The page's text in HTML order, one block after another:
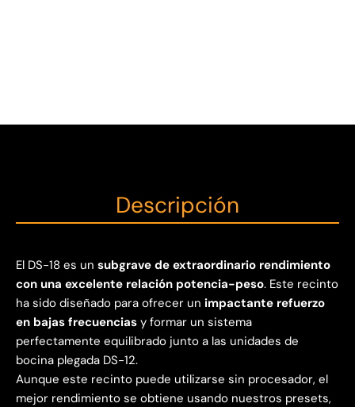
Descripción
El DS-18 es un subgrave de extraordinario rendimiento
con una excelente relación potencia-peso. Este recinto
ha sido diseñado para ofrecer un impactante refuerzo
en bajas frecuencias y formar un sistema
perfectamente equilibrado junto a las unidades de
bocina plegada DS-12.
Aunque este recinto puede utilizarse sin procesador, el
mejor rendimiento se obtiene usando nuestros presets,